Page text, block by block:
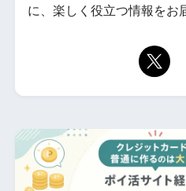
に、楽しく役立つ情報をお